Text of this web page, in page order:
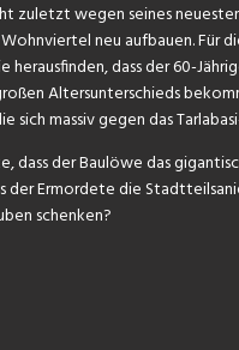
zuletzt wegen seines
neu aufbauen.
herausfinden, dass der 60-
Altersunterschieds
sich massiv gegen das
dass der Baulöwe das
der Ermordete die
schenken?